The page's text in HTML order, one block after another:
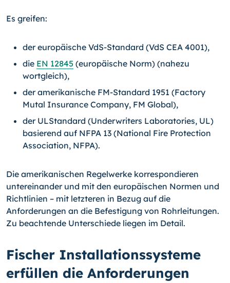
Es greifen:
der europäische VdS-Standard (VdS CEA 4001),
die EN 12845 (europäische Norm) (nahezu
wortgleich),
der amerikanische FM-Standard 1951 (Factory
Mutal Insurance Company, FM Global),
der ULStandard (Underwriters Laboratories, UL)
basierend auf NFPA 13 (National Fire Protection
Association, NFPA).
Die amerikanischen Regelwerke korrespondieren
untereinander und mit den europäischen Normen und
Richtlinien – mit letzteren in Bezug auf die
Anforderungen an die Befestigung von Rohrleitungen.
Zu beachtende Unterschiede liegen im Detail.
Fischer Installationssysteme
erfüllen die Anforderungen